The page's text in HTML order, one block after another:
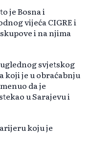
je Bosna i
vijeća CIGRE i
i na njima
svjetskog
koji je u obraćabnju
da je
u Sarajevu i
koju je